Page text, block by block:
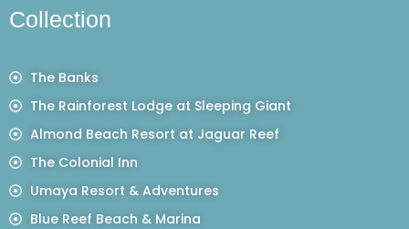
Collection
The Banks
The Rainforest Lodge at Sleeping Giant
Almond Beach Resort at Jaguar Reef
The Colonial Inn
Umaya Resort & Adventures
Blue Reef Beach & Marina